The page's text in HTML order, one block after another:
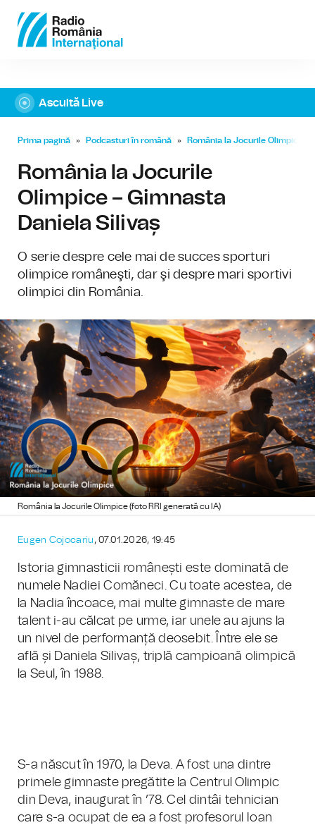
Ascultă Live
Prima pagină » Podcasturi în română » România la Jocurile Olimpice
România la Jocurile
Olimpice – Gimnasta
Daniela Silivaș
O serie despre cele mai de succes sporturi
olimpice româneşti, dar şi despre mari sportivi
olimpici din România.
România la Jocurile Olimpice (foto RRI generată cu IA)
Eugen Cojocariu , 07.01.2026, 19:45
Istoria gimnasticii românești este dominată de
numele Nadiei Comăneci. Cu toate acestea, de
la Nadia încoace, mai multe gimnaste de mare
talent i-au călcat pe urme, iar unele au ajuns la
un nivel de performanță deosebit. Între ele se
află și Daniela Silivaș, triplă campioană olimpică
la Seul, în 1988.
S-a născut în 1970, la Deva. A fost una dintre
primele gimnaste pregătite la Centrul Olimpic
din Deva, inaugurat în ’78. Cel dintâi tehnician
care s-a ocupat de ea a fost profesorul Ioan